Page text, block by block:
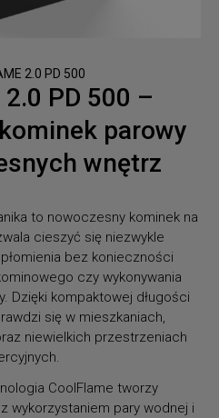
2.0 PD 500
PD 500 –
parowy
wnętrz
to nowoczesny kominek na
cieszyć się niezwykle
bez konieczności
czy wykonywania
Dzięki kompaktowej długości
się w mieszkaniach,
niewielkich przestrzeniach
CoolFlame tworzy
wykorzystaniem pary wodnej i